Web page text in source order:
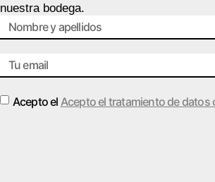
nuestra bodega.
Acepto el Acepto el tratamiento de datos